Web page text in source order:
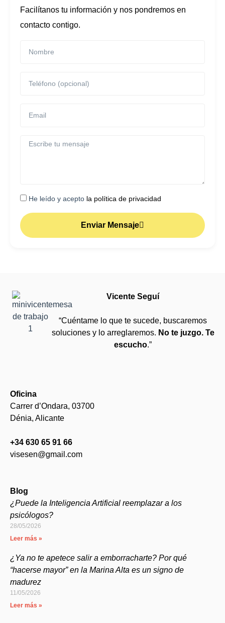
Facilítanos tu información y nos pondremos en
contacto contigo.
He leído y acepto la política de privacidad
Enviar Mensaje
Vicente Seguí
“Cuéntame lo que te sucede, buscaremos
soluciones y lo arreglaremos. No te juzgo. Te
escucho.”
Oficina
Carrer d’Ondara, 03700
Dénia, Alicante
+34 630 65 91 66
visesen@gmail.com
Blog
¿Puede la Inteligencia Artificial reemplazar a los
psicólogos?
28/05/2026
Leer más »
¿Ya no te apetece salir a emborracharte? Por qué
“hacerse mayor” en la Marina Alta es un signo de
madurez
11/05/2026
Leer más »